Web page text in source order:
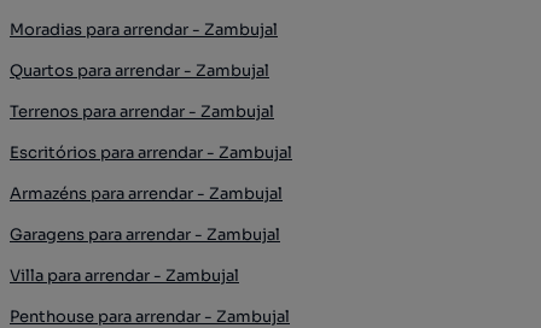
Moradias para arrendar - Zambujal
Quartos para arrendar - Zambujal
Terrenos para arrendar - Zambujal
Escritórios para arrendar - Zambujal
Armazéns para arrendar - Zambujal
Garagens para arrendar - Zambujal
Villa para arrendar - Zambujal
Penthouse para arrendar - Zambujal